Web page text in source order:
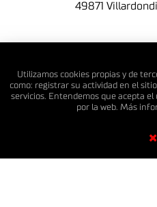
49871
© MERINO 4X4 S.L.
Diseño
Utilizamos cookies propias y de
como: registrar su actividad en el
servicios. Entendemos que acepta
por la web. Más